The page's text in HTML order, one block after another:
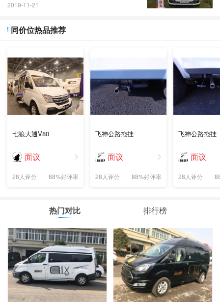
2019-11-21
同价位热品推荐
七狼大通V80
面议
88%好评率
28人评分
飞神公路拖挂
面议
88%好评率
28人评分
飞神公路拖挂
面议
28人评分
热门对比 排行榜